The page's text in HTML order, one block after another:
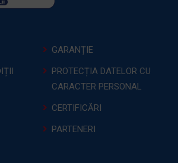
GARANȚIE
PROTECȚIA DATELOR CU
CARACTER PERSONAL
CERTIFICĂRI
PARTENERI